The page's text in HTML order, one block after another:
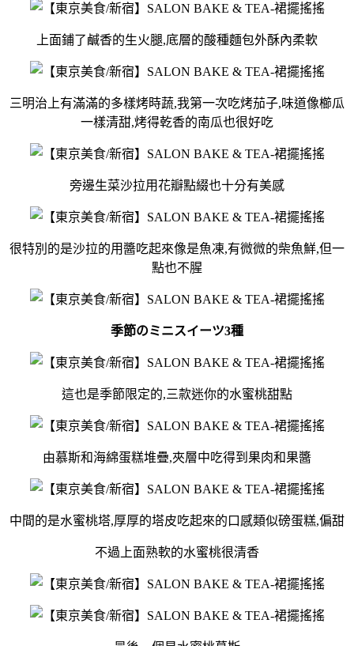
上面鋪了鹹香的生火腿,底層的酸種麵包外酥內柔軟
三明治上有滿滿的多樣烤時蔬,我第一次吃烤茄子,味道像櫛瓜
一樣清甜,烤得乾香的南瓜也很好吃
旁邊生菜沙拉用花瓣點綴也十分有美感
很特別的是沙拉的用醬吃起來像是魚凍,有微微的柴魚鮮,但一
點也不腥
季節のミニスイーツ3種
這也是季節限定的,三款迷你的水蜜桃甜點
由慕斯和海綿蛋糕堆疊,夾層中吃得到果肉和果醬
中間的是水蜜桃塔,厚厚的塔皮吃起來的口感類似磅蛋糕,偏甜
不過上面熟軟的水蜜桃很清香